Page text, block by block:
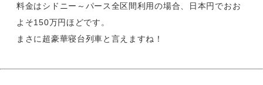
料金はシドニー～パース全区間利用の場合、日本円でおお
よそ150万円ほどです。
まさに超豪華寝台列車と言えますね！